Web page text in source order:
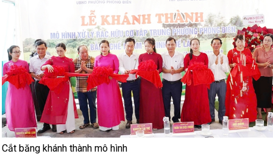
Cắt băng khánh thành mô hình